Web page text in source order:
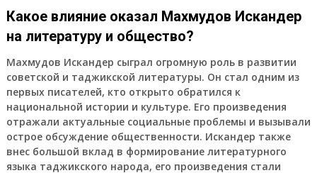
Какое влияние оказал Махмудов Искандер
на литературу и общество?
Махмудов Искандер сыграл огромную роль в развитии
советской и таджикской литературы. Он стал одним из
первых писателей, кто открыто обратился к
национальной истории и культуре. Его произведения
отражали актуальные социальные проблемы и вызывали
острое обсуждение общественности. Искандер также
внес большой вклад в формирование литературного
языка таджикского народа, его произведения стали